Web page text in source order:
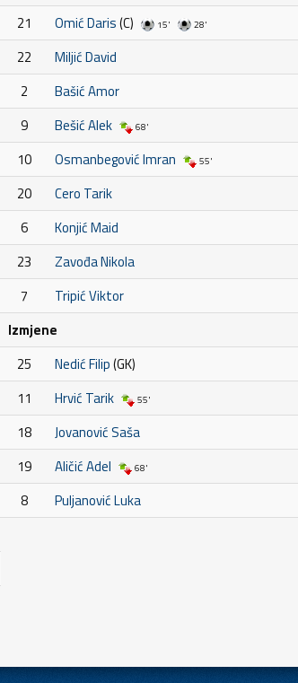
21
Omić Daris(C) 15' 28'
22
Miljić David
2
Bašić Amor
9
Bešić Alek 68'
10 Osmanbegović Imran 55'
20
Cero Tarik
6
Konjić Maid
23
Zavođa Nikola
7
Tripić Viktor
Izmjene
25
Nedić Filip(GK)
11
Hrvić Tarik 55'
18
Jovanović Saša
19
Aličić Adel 68'
8 Puljanović Luka